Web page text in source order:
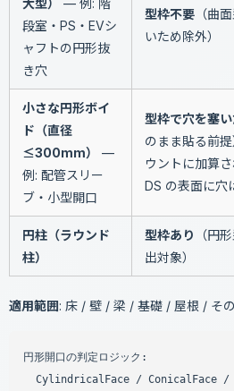
大型）
— 例: 階
段室・PS・EVシ
ャフトの円形抜
き穴
型枠不要 （曲
いため除外）
小さな円形ボイ
ド（直径
≤300mm）
—
例: 配管スリー
ブ・小型開口
型枠で穴を塞
のまま貼る前
ウントに加算
DS の表面に穴
円柱（ラウンド
柱）
型枠あり
（円
出対象）
適用範囲: 床 / 壁 / 梁 / 基礎 / 屋根 / そ
円形開口の判定ロジック:
CylindricalFace / ConicalFace /